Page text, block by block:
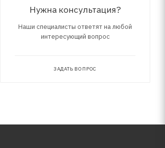
Нужна консультация?
Наши специалисты ответят на любой
интересующий вопрос
ЗАДАТЬ ВОПРОС